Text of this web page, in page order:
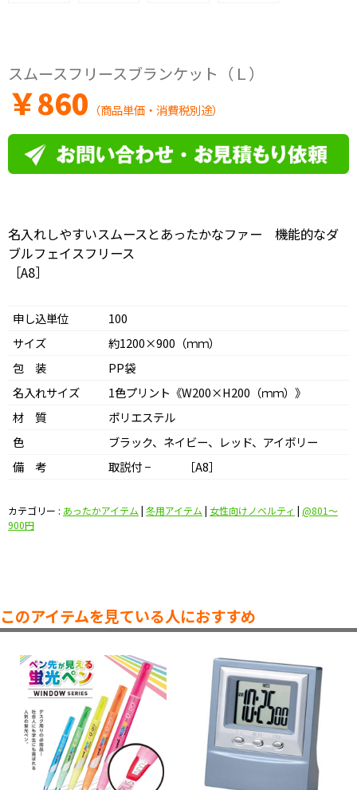
スムースフリースブランケット（Ｌ）
￥860 （商品単価・消費税別途）
名入れしやすいスムースとあったかなファー 機能的なダ
ブルフェイスフリース
［A8］
申し込単位
100
サイズ
約1200×900（ｍｍ）
包 装
PP袋
名入れサイズ
1色プリント《W200×H200（ｍｍ）》
材 質
ポリエステル
色
ブラック、ネイビー、レッド、アイボリー
備 考
取説付 − ［A8］
カテゴリー : あったかアイテム | 冬用アイテム | 女性向けノベルティ | @801〜
900円
このアイテムを見ている人におすすめ